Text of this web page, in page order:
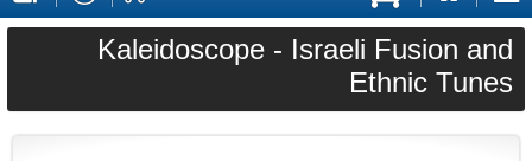
קטגוריותהבית
עגלת
קניות
Kaleidoscope - Israeli Fusion and
Ethnic Tunes